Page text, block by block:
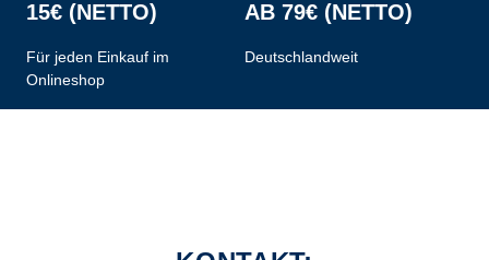
15€ (NETTO)
Für jeden Einkauf im
Onlineshop
AB 79€ (NETTO)
Deutschlandweit